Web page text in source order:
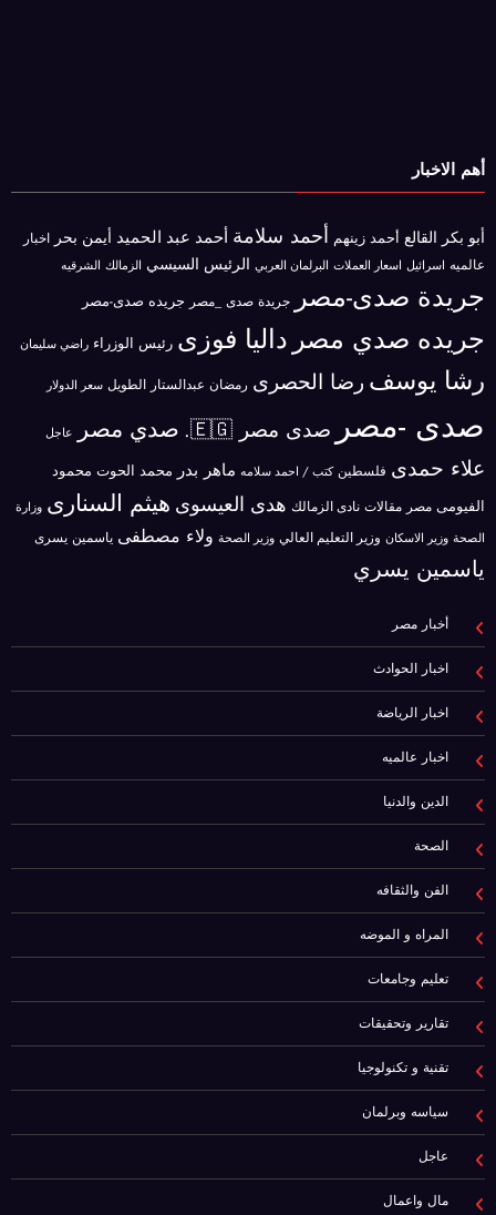
أهم الاخبار
أبو بكر القالع أحمد زينهم أحمد سلامة أحمد عبد الحميد أيمن بحر اخبار
عالميه اسرائيل اسعار العملات البرلمان العربي الرئيس السيسي الزمالك الشرقيه
جريدة صدى-مصر جريدة صدى _مصر جريده صدى-مصر
جريده صدي مصر داليا فوزى رئيس الوزراء راضي سليمان
رشا يوسف رضا الحصرى رمضان عبدالستار الطويل سعر الدولار
صدى -مصر صدى مصر 🇪🇬. صدي مصر عاجل
علاء حمدى فلسطين كتب / احمد سلامه ماهر بدر محمد الحوت محمود
الفيومى مصر مقالات نادى الزمالك هدى العيسوى هيثم السنارى وزارة
الصحة وزير الاسكان وزير التعليم العالي وزير الصحة ولاء مصطفى ياسمين يسرى
ياسمين يسري
أخبار مصر
اخبار الحوادث
اخبار الرياضة
اخبار عالميه
الدين والدنيا
الصحة
الفن والثقافه
المراه و الموضه
تعليم وجامعات
تقارير وتحقيقات
تقنية و تكنولوجيا
سياسه وبرلمان
عاجل
مال واعمال